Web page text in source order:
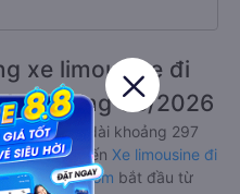
xe limousine đi
Sương 08/2026
Đắk Nông dài khoảng 297
17 chuyến Xe limousine đi
Vexere.com bắt đầu từ